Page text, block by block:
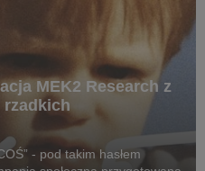
MEK2 Research z
rzadkich
- pod takim hasłem